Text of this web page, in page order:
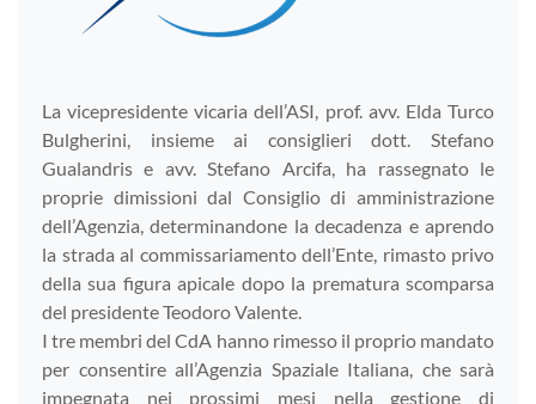
La vicepresidente vicaria dell’ASI, prof. avv. Elda Turco
Bulgherini, insieme ai consiglieri dott. Stefano
Gualandris e avv. Stefano Arcifa, ha rassegnato le
proprie dimissioni dal Consiglio di amministrazione
dell’Agenzia, determinandone la decadenza e aprendo
la strada al commissariamento dell’Ente, rimasto privo
della sua figura apicale dopo la prematura scomparsa
del presidente Teodoro Valente.
I tre membri del CdA hanno rimesso il proprio mandato
per consentire all’Agenzia Spaziale Italiana, che sarà
impegnata nei prossimi mesi nella gestione di